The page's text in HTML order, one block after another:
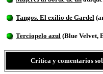
Tangos. El exilio de Gardel
Terciopelo azul (Blue Velvet,
Crítica y comentarios